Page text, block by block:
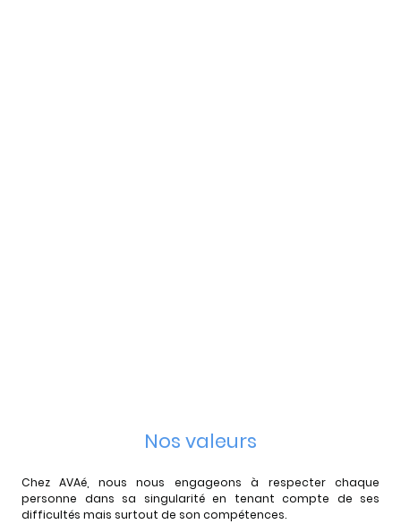
Nos valeurs
Chez AVAé, nous nous engageons à respecter chaque
personne dans sa singularité en tenant compte de ses
difficultés mais surtout de son compétences.